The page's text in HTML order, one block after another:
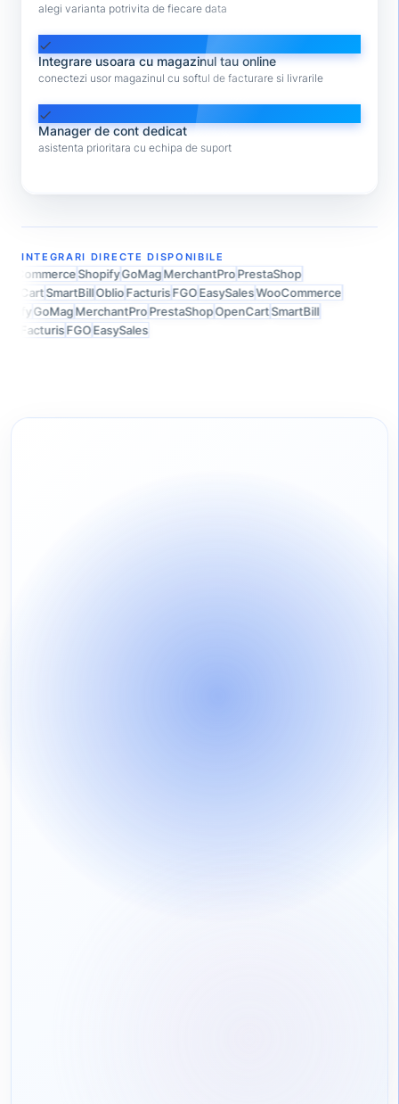
alegi varianta potrivita de fiecare data
check
Integrare usoara cu magazinul tau online
conectezi usor magazinul cu softul de facturare si livrarile
check
Manager de cont dedicat
asistenta prioritara cu echipa de suport
INTEGRARI DIRECTE DISPONIBILE
ShopifyGoMagMerchantProPrestaShop
SmartBillOblioFacturisFGOEasySalesWooCommerce
GoMagMerchantProPrestaShopOpenCartSmartBill
FacturisFGOEasySales